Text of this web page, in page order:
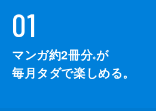
01
マンガ約2冊分※が
毎月タダで楽しめる。